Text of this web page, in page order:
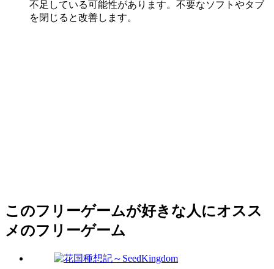
不足している可能性があります。不要なソフトやタブ
を閉じると改善します。
このフリーゲームが好きな人にオスス
メのフリーゲーム